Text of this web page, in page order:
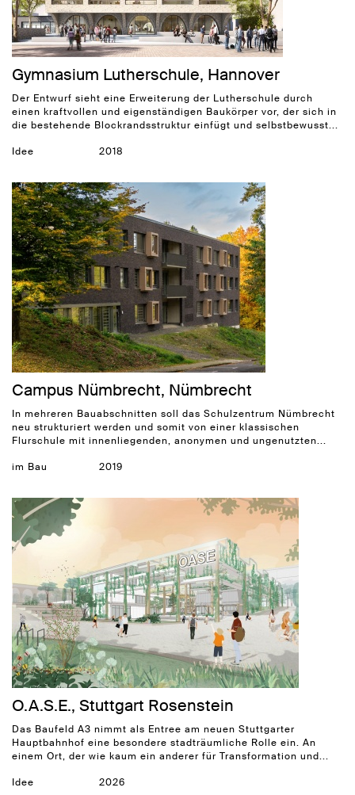
Gymnasium Lutherschule, Hannover
Der Entwurf sieht eine Erweiterung der Lutherschule durch
einen kraftvollen und eigenständigen Baukörper vor, der sich in
die bestehende Blockrandsstruktur einfügt und selbstbewusst...
Idee 2018
Campus Nümbrecht, Nümbrecht
In mehreren Bauabschnitten soll das Schulzentrum Nümbrecht
neu strukturiert werden und somit von einer klassischen
Flurschule mit innenliegenden, anonymen und ungenutzten...
im Bau 2019
O.A.S.E., Stuttgart Rosenstein
Das Baufeld A3 nimmt als Entree am neuen Stuttgarter
Hauptbahnhof eine besondere stadträumliche Rolle ein. An
einem Ort, der wie kaum ein anderer für Transformation und...
Idee 2026